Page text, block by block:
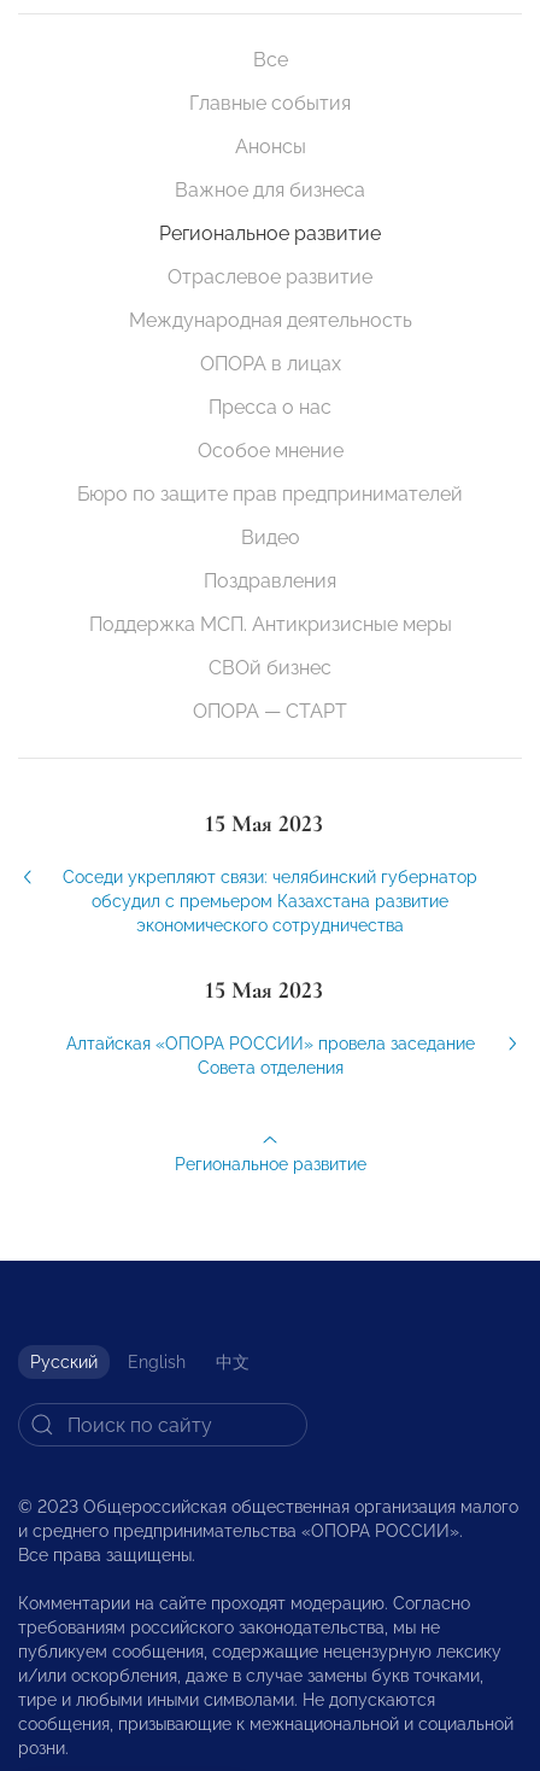
Все
Главные события
Анонсы
Важное для бизнеса
Региональное развитие
Отраслевое развитие
Международная деятельность
ОПОРА в лицах
Пресса о нас
Особое мнение
Бюро по защите прав предпринимателей
Видео
Поздравления
Поддержка МСП. Антикризисные меры
СВОй бизнес
ОПОРА — СТАРТ
15 Мая 2023
Соседи укрепляют связи: челябинский губернатор
обсудил с премьером Казахстана развитие
экономического сотрудничества
15 Мая 2023
Алтайская «ОПОРА РОССИИ» провела заседание
Совета отделения
Региональное развитие
Русский English 中文
© 2023 Общероссийская общественная организация малого
и среднего предпринимательства «ОПОРА РОССИИ».
Все права защищены.
Комментарии на сайте проходят модерацию. Согласно
требованиям российского законодательства, мы не
публикуем сообщения, содержащие нецензурную лексику
и/или оскорбления, даже в случае замены букв точками,
тире и любыми иными символами. Не допускаются
сообщения, призывающие к межнациональной и социальной
розни.